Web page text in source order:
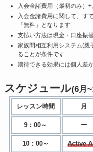
入会金諸費用（最初のみ）
入会金諸費用に関して、す
「無料」となります
支払い方法は現金・口座振
家族間相互利用システム(親
ることが条件です
期待できる効果には個人差
スケジュール(6月
レッスン時間 月
9：00～ ー
10：00～ Active